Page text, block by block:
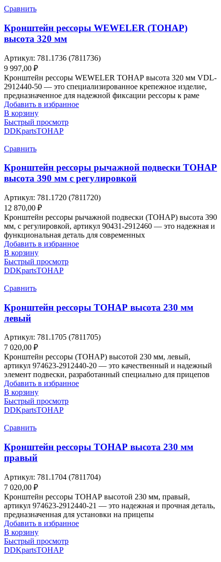
Сравнить
Кронштейн рессоры WEWELER (ТОНАР)
высота 320 мм
Артикул: 781.1736 (7811736)
9 997,00 ₽
Кронштейн рессоры WEWELER ТОНАР высота 320 мм VDL-
2912440-50 — это специализированное крепежное изделие,
предназначенное для надежной фиксации рессоры к раме
Добавить в избранное
В корзину
Быстрый просмотр
DDKpartsТОНАР
Сравнить
Кронштейн рессоры рычажной подвески ТОНАР
высота 390 мм с регулировкой
Артикул: 781.1720 (7811720)
12 870,00 ₽
Кронштейн рессоры рычажной подвески (ТОНАР) высота 390
мм, с регулировкой, артикул 90431-2912460 — это надежная и
функциональная деталь для современных
Добавить в избранное
В корзину
Быстрый просмотр
DDKpartsТОНАР
Сравнить
Кронштейн рессоры ТОНАР высота 230 мм
левый
Артикул: 781.1705 (7811705)
7 020,00 ₽
Кронштейн рессоры (ТОНАР) высотой 230 мм, левый,
артикул 974623-2912440-20 — это качественный и надежный
элемент подвески, разработанный специально для прицепов
Добавить в избранное
В корзину
Быстрый просмотр
DDKpartsТОНАР
Сравнить
Кронштейн рессоры ТОНАР высота 230 мм
правый
Артикул: 781.1704 (7811704)
7 020,00 ₽
Кронштейн рессоры ТОНАР высотой 230 мм, правый,
артикул 974623-2912440-21 — это надежная и прочная деталь,
предназначенная для установки на прицепы
Добавить в избранное
В корзину
Быстрый просмотр
DDKpartsТОНАР